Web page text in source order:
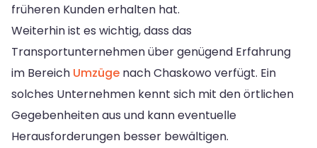
früheren Kunden erhalten hat.
Weiterhin ist es wichtig, dass das
Transportunternehmen über genügend Erfahrung
im Bereich Umzüge nach Chaskowo verfügt. Ein
solches Unternehmen kennt sich mit den örtlichen
Gegebenheiten aus und kann eventuelle
Herausforderungen besser bewältigen.